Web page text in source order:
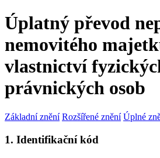
Úplatný převod
nemovitého
vlastnictví
právnických osob
Základní znění Rozšířené znění Úplné
1. Identifikační kód